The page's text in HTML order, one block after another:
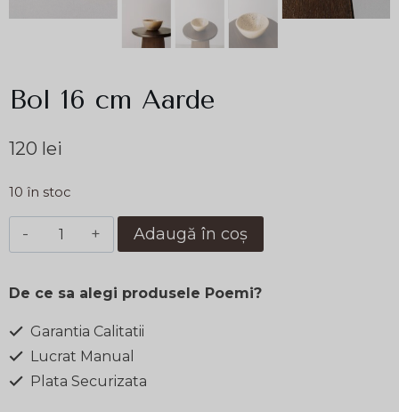
Bol 16 cm Aarde
120 lei
10 în stoc
Cantitate
Bol
cm
Aarde
Adaugă în coș
De ce sa alegi produsele Poemi?
Garantia Calitatii
Lucrat Manual
Plata Securizata